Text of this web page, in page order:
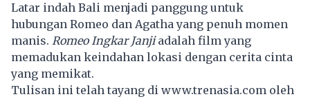
Latar indah Bali menjadi panggung untuk
hubungan Romeo dan Agatha yang penuh momen
manis. Romeo Ingkar Janjiadalah film yang
memadukan keindahan lokasi dengan cerita cinta
yang memikat.
Tulisan ini telah tayang di www.trenasia.com oleh